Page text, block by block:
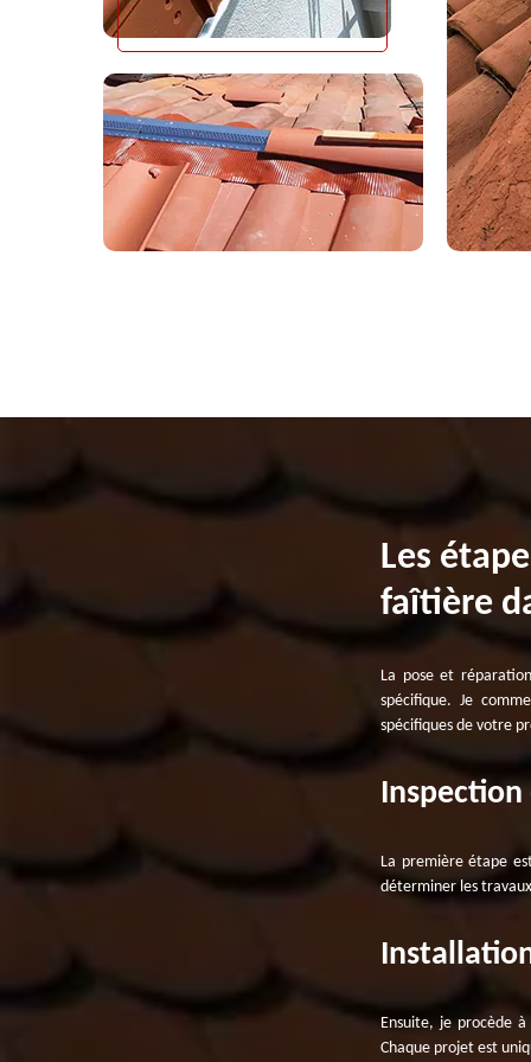
Les
faîtière
La pose et
spécifique. Je
spécifiques de votre
La première étape
déterminer les
Ensuite, je procède
Chaque projet est